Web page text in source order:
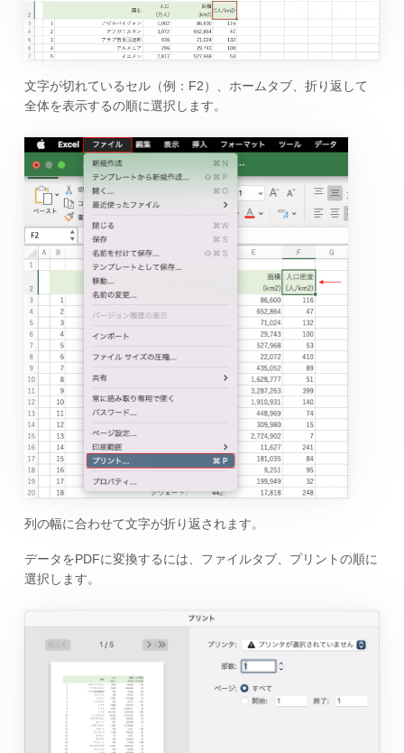
文字が切れているセル（例：F2）、ホームタブ、折り返して
全体を表示するの順に選択します。
列の幅に合わせて文字が折り返されます。
データをPDFに変換するには、ファイルタブ、プリントの順に
選択します。